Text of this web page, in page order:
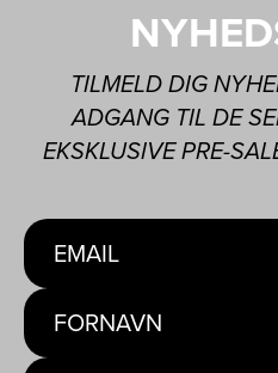
TILMELD DIG
ADGANG TIL DE
EKSKLUSIVE PRE-
EMAIL
FORNAVN